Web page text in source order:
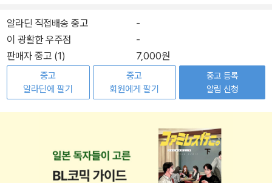
알라딘 직접배송 중고
-
이 광활한 우주점
-
판매자 중고 (1)
7,000원
중고
알라딘에 팔기
중고
회원에게 팔기
중고 등록
알림 신청